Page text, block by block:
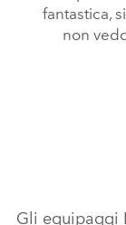
fantastica,
non
Gli equipaggi